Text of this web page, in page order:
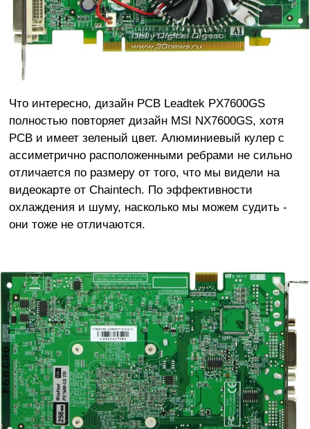
Что интересно, дизайн PCB Leadtek PX7600GS
полностью повторяет дизайн MSI NX7600GS, хотя
PCB и имеет зеленый цвет. Алюминиевый кулер c
ассиметрично расположенными ребрами не сильно
отличается по размеру от того, что мы видели на
видеокарте от Chaintech. По эффективности
охлаждения и шуму, насколько мы можем судить -
они тоже не отличаются.